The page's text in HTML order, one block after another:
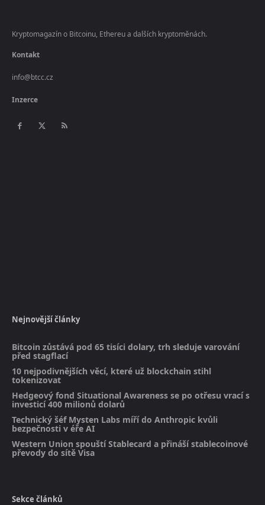
Kryptomagazín o Bitcoinu, Ethereu a dalších kryptoměnách.
Kontakt
info@btcc.cz
Inzerce
Nejnovější články
Bitcoin zůstává pod 65 tisíci dolary, trh sleduje varování
před stagflací
10 nejpodivnějších věcí, které už blockchain stihl
tokenizovat
Hedgeový fond Situational Awareness se po otřesu vrací s
investicí 400 milionů dolarů
Technický šéf Mysten Labs míří do Anthropic kvůli
bezpečnosti v éře AI
Western Union spouští Stablecard a přináší stablecoinové
převody do sítě Visa
Sekce článků